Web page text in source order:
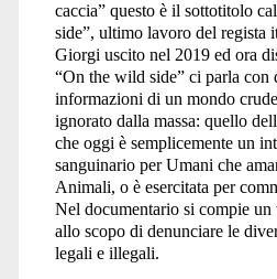
caccia” questo è il sottotitolo
side”, ultimo lavoro del regista
Giorgi uscito nel 2019 ed ora
“On the wild side” ci parla
informazioni di un mondo
ignorato dalla massa: quello
che oggi è semplicemente un
sanguinario per Umani che
Animali, o è esercitata per
Nel documentario si compie
allo scopo di denunciare le
legali e illegali.